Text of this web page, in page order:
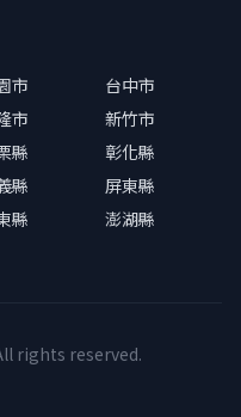
市
台中市
市
新竹市
縣
彰化縣
縣
屏東縣
縣
澎湖縣
rights reserved.